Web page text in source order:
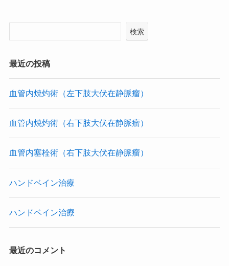
検索
最近の投稿
血管内焼灼術（左下肢大伏在静脈瘤）
血管内焼灼術（右下肢大伏在静脈瘤）
血管内塞栓術（右下肢大伏在静脈瘤）
ハンドベイン治療
ハンドベイン治療
最近のコメント